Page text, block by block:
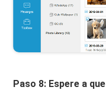
Paso 8: Espere a